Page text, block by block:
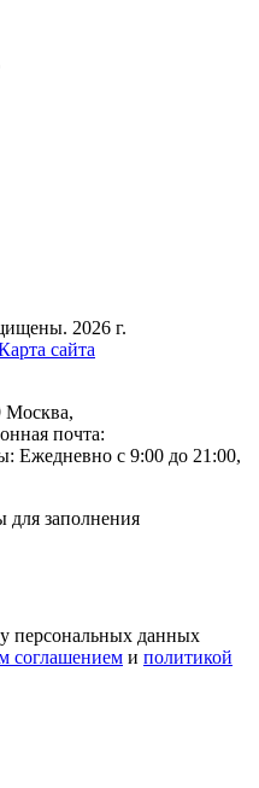
2026 г.
сайта
Москва,
почта:
Ежедневно с 9:00 до 21:00,
для заполнения
персональных данных
соглашением и политикой